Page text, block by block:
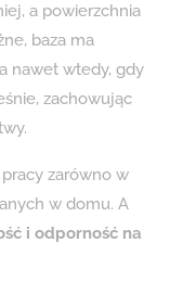
a powierzchnia
baza ma
nawet wtedy, gdy
zachowując
zarówno w
w domu. A
i odporność na